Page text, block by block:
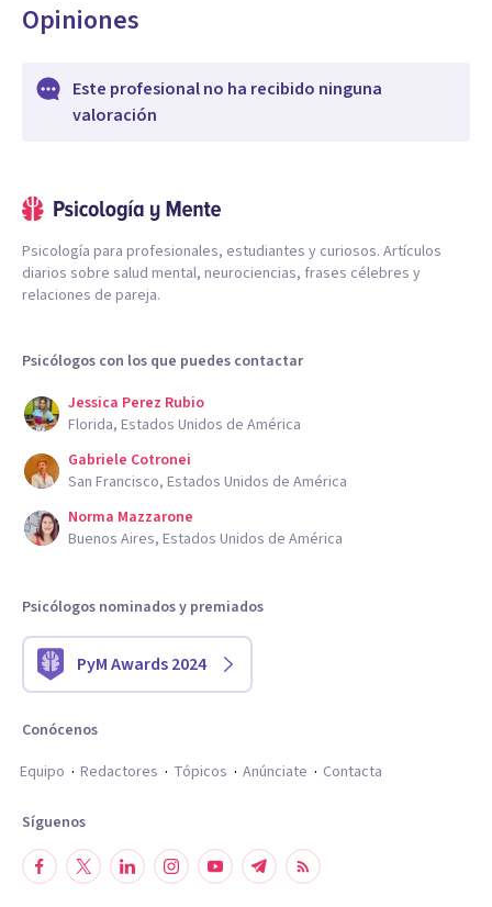
Opiniones
Este profesional no ha recibido ninguna
valoración
Psicología para profesionales, estudiantes y curiosos. Artículos
diarios sobre salud mental, neurociencias, frases célebres y
relaciones de pareja.
Psicólogos con los que puedes contactar
Jessica Perez Rubio
Florida, Estados Unidos de América
Gabriele Cotronei
San Francisco, Estados Unidos de América
Norma Mazzarone
Buenos Aires, Estados Unidos de América
Psicólogos nominados y premiados
PyM Awards 2024
Conócenos
Equipo
Redactores Tópicos Anúnciate Contacta
Síguenos